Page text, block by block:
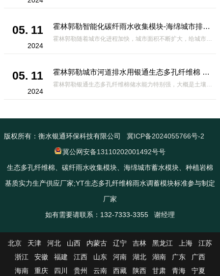
05. 11
2024
霍林郭勒智能化碳纤雨水收集模块-海绵城市排水蓄水系统的优选项
霍林郭勒随着城市化进程加快，城市面积不断扩大，给城市带来的问题也随之增加。其中之一就是水资源的短缺。雨水收集是一种解决城市水资源短缺的有效途径。在雨水收集技术中，智能化碳纤雨水收集模块的出现，为解决城市水资源
05. 11
2024
霍林郭勒城市河道排水用银通生态多孔纤维棉 渗透性好重量轻
霍林郭勒银通生态多孔纤维棉储水能力特别强，大概是土壤的6倍，所以在下暴雨或者是严重的雨雪天气时，能将降水量很好的吸收掉，到了天气晴朗之后又会将这些水分蒸发到空气中。这种材料在绿化环保上能起到很大的作用，能够大
版权所有：衡水银通环保科技有限公司
冀ICP备2024055766号-2
冀公网安备13110202001492号号
生态多孔纤维棉、碳纤雨水收集模块、海绵城市蓄水模块、种植岩棉
基质实力生产供应厂家;YT生态多孔纤维棉雨水调蓄模块标准参与制定
厂家
如有需要请联系：132-7333-3355 谢经理
北京 天津 河北 山西 内蒙古 辽宁 吉林 黑龙江 上海
江苏
浙江
安徽 福建 江西 山东 河南 湖北 湖南 广东
广西
海南
重庆 四川 贵州 云南 西藏 陕西 甘肃 青海 宁夏